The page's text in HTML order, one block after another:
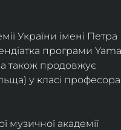
України імені Петра
програми
а також продовжує
у класі професора
музичної академії